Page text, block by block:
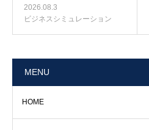
2026.08.3
ビジネスシミュレーション
MENU
HOME